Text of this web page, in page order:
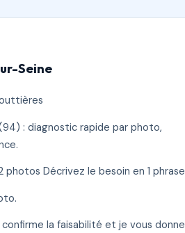
Seine
: diagnostic rapide par photo,
Décrivez le besoin en 1 phrase
la faisabilité et je vous donne